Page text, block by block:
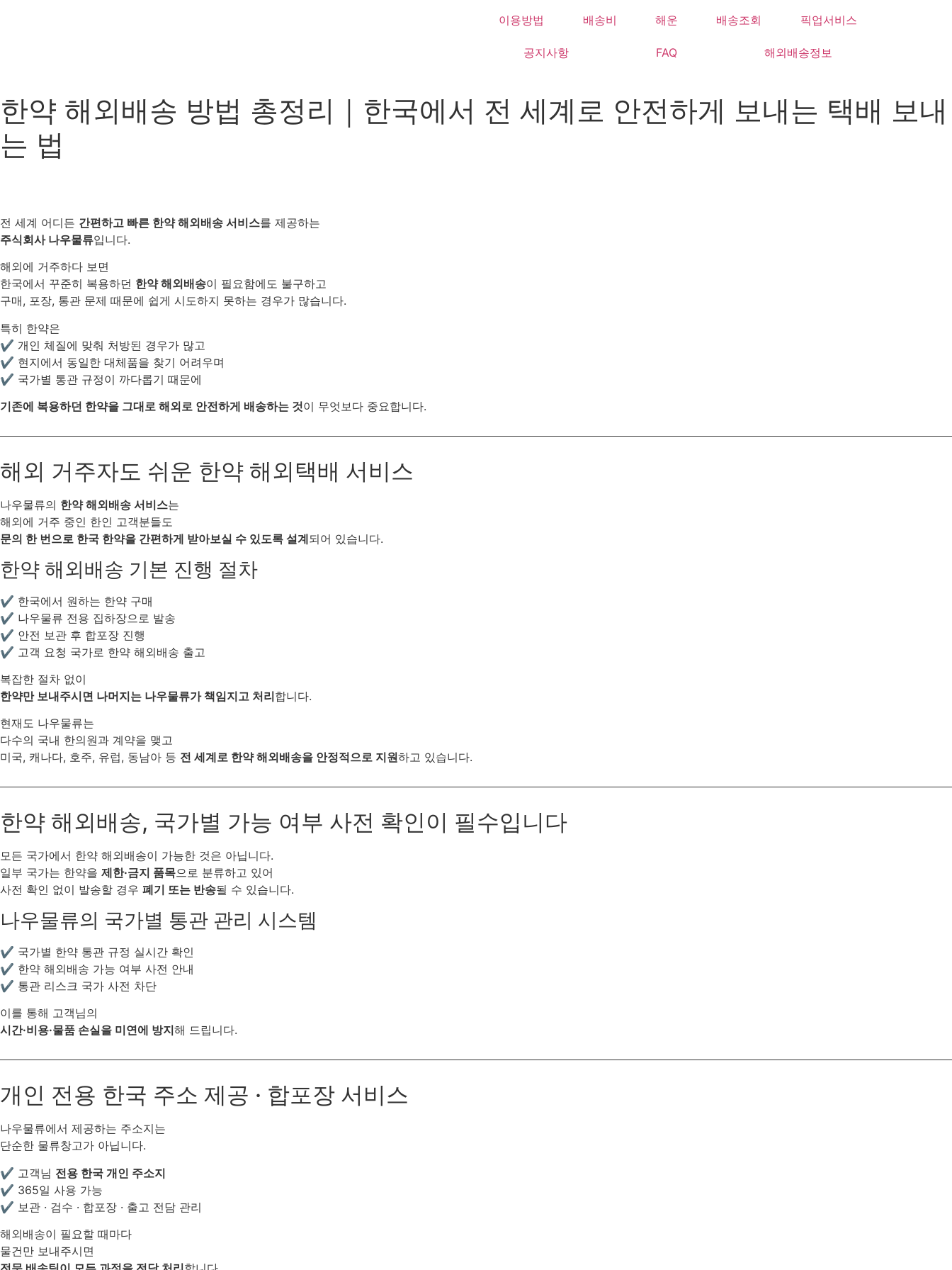
이용방법 배송비 해운 배송조회 픽업서비스
공지사항 FAQ 해외배송정보
한약 해외배송 방법 총정리｜한국에서 전 세계로 안전하게 보내는 택배 보내
는 법
전 세계 어디든 간편하고 빠른 한약 해외배송 서비스를 제공하는
주식회사 나우물류입니다.
해외에 거주하다 보면
한국에서 꾸준히 복용하던 한약 해외배송이 필요함에도 불구하고
구매, 포장, 통관 문제 때문에 쉽게 시도하지 못하는 경우가 많습니다.
특히 한약은
✔ 개인 체질에 맞춰 처방된 경우가 많고
✔ 현지에서 동일한 대체품을 찾기 어려우며
✔ 국가별 통관 규정이 까다롭기 때문에
기존에 복용하던 한약을 그대로 해외로 안전하게 배송하는 것이 무엇보다 중요합니다.
해외 거주자도 쉬운 한약 해외택배 서비스
나우물류의 한약 해외배송 서비스는
해외에 거주 중인 한인 고객분들도
문의 한 번으로 한국 한약을 간편하게 받아보실 수 있도록 설계되어 있습니다.
한약 해외배송 기본 진행 절차
✔ 한국에서 원하는 한약 구매
✔ 나우물류 전용 집하장으로 발송
✔ 안전 보관 후 합포장 진행
✔ 고객 요청 국가로 한약 해외배송 출고
복잡한 절차 없이
한약만 보내주시면 나머지는 나우물류가 책임지고 처리합니다.
현재도 나우물류는
다수의 국내 한의원과 계약을 맺고
미국, 캐나다, 호주, 유럽, 동남아 등 전 세계로 한약 해외배송을 안정적으로 지원하고 있습니다.
한약 해외배송, 국가별 가능 여부 사전 확인이 필수입니다
모든 국가에서 한약 해외배송이 가능한 것은 아닙니다.
일부 국가는 한약을 제한·금지 품목으로 분류하고 있어
사전 확인 없이 발송할 경우 폐기 또는 반송될 수 있습니다.
나우물류의 국가별 통관 관리 시스템
✔ 국가별 한약 통관 규정 실시간 확인
✔ 한약 해외배송 가능 여부 사전 안내
✔ 통관 리스크 국가 사전 차단
이를 통해 고객님의
시간·비용·물품 손실을 미연에 방지해 드립니다.
개인 전용 한국 주소 제공 · 합포장 서비스
나우물류에서 제공하는 주소지는
단순한 물류창고가 아닙니다.
✔ 고객님 전용 한국 개인 주소지
✔ 365일 사용 가능
✔ 보관 · 검수 · 합포장 · 출고 전담 관리
해외배송이 필요할 때마다
물건만 보내주시면